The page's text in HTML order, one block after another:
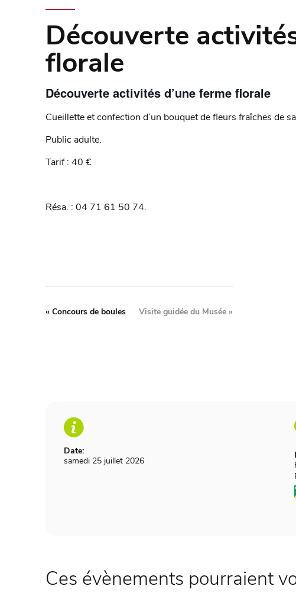
Découverte
florale
Découverte activités d’une ferme florale
Cueillette et confection d’un bouquet de fleurs fraîches de
Public adulte.
Tarif : 40 €
Résa. : 04 71 61 50 74.
Date:
samedi 25 juillet 2026
« Concours de boules Visite guidée du Musée »
Ces évènements pourraient